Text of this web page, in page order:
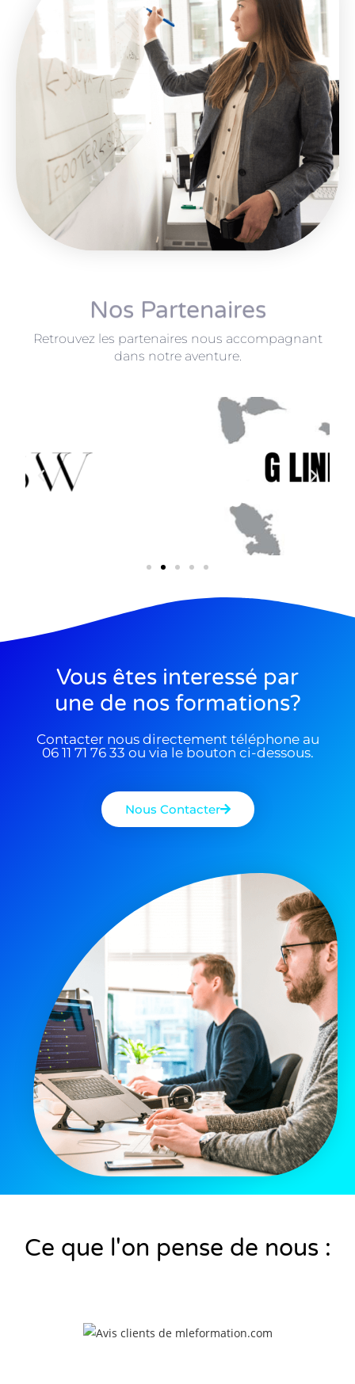
Nos Partenaires
Retrouvez les partenaires nous accompagnant
dans notre aventure.
Vous êtes interessé par
une de nos formations?
Contacter nous directement téléphone au
06 11 71 76 33 ou via le bouton ci-dessous.
Nous Contacter
Ce que l'on pense de nous :